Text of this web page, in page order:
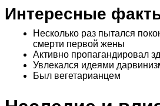
Интересные
Несколько раз пытался
смерти первой жены
Активно пропагандировал
Увлекался идеями
Был вегетарианцем